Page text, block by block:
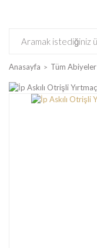
Anasayfa Tüm Abiyeler